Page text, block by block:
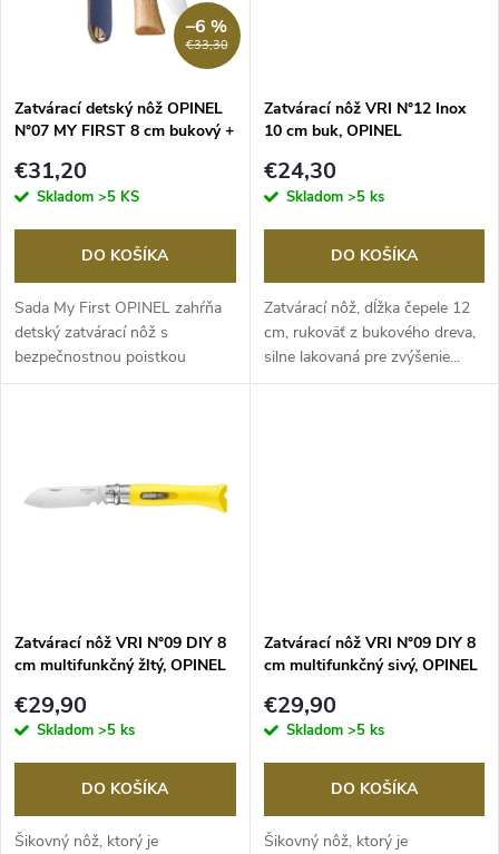
e
p
r
o
d
t
v
s
p
r
d
u
t
€33,30
–6 %
Zatvárací detský nôž OPINEL
N°07 MY FIRST 8 cm bukový +
€31,20
Skladom >5 KS
DO KOŠÍKA
Sada My First OPINEL zahŕňa
detský zatvárací nôž s
bezpečnostnou poistkou
Virobloc a zaoblenou...
Zatvárací nôž VRI N°12 Inox
10 cm buk, OPINEL
€24,30
Skladom >5 ks
DO KOŠÍKA
Zatvárací nôž, dĺžka čepele 12
cm, rukoväť z bukového dreva,
silne lakovaná pre zvýšenie...
Zatvárací nôž VRI N°09 DIY 8
cm multifunkčný žltý, OPINEL
€29,90
Skladom >5 ks
DO KOŠÍKA
Šikovný nôž, ktorý je
Zatvárací nôž VRI N°09 DIY 8
cm multifunkčný sivý, OPINEL
€29,90
Skladom >5 ks
DO KOŠÍKA
Šikovný nôž, ktorý je